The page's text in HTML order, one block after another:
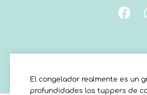
El congelador realmente es un
profundidades los tuppers de